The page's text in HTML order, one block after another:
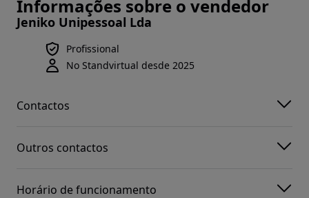
Informações sobre o vendedor
Jeniko Unipessoal Lda
Profissional
No Standvirtual desde 2025
Contactos
Outros contactos
Horário de funcionamento